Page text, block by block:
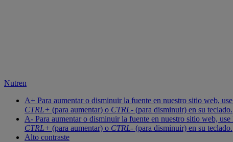
Nutren
A+ Para aumentar o disminuir la fuente en nuestro sitio web,
CTRL+ (para aumentar) o CTRL- (para disminuir) en su teclado.
A- Para aumentar o disminuir la fuente en nuestro sitio web, use
CTRL+ (para aumentar) o CTRL- (para disminuir) en su teclado.
Alto contraste